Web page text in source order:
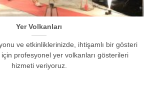
Yer Volkanları
ve etkinliklerinizde, ihtişamlı bir gösteri
profesyonel yer volkanları gösterileri
hizmeti veriyoruz.